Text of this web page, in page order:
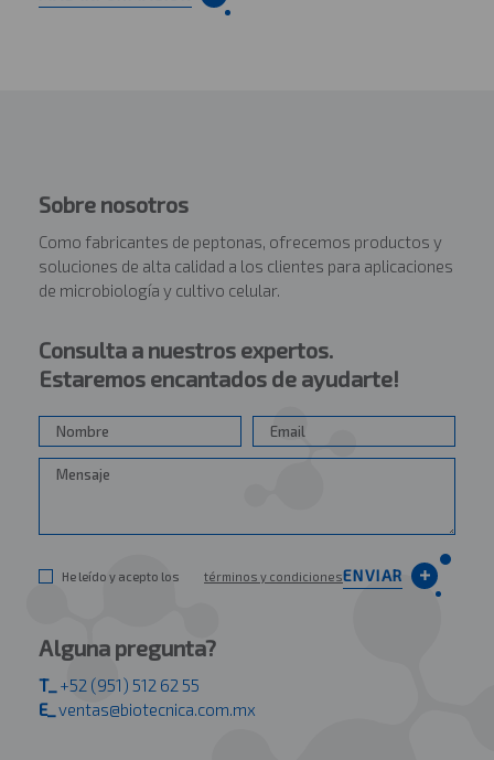
Sobre nosotros
Como fabricantes de peptonas, ofrecemos productos y
soluciones de alta calidad a los clientes para aplicaciones
de microbiología y cultivo celular.
Consulta a nuestros expertos.
Estaremos encantados de ayudarte!
He leído y acepto los términos y condicionesENVIAR
Alguna pregunta?
T_ +52 (951) 512 62 55
E_ ventas@biotecnica.com.mx